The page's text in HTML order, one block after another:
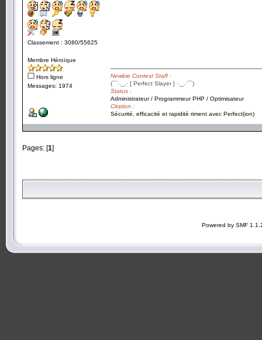
Classement : 3080/55625
Membre Héroïque
Hors ligne
Messages: 1974
Newbie Contest Staff :
(¯`·._.· [ Perfect Slayer ] ·._.·´¯)
Status :
Administrateur / Programmeur PHP / Optimisateur
Citation :
Sécurité, efficacité et rapidité riment avec Perfect(ion)
Pages: [1]
Powered by SMF